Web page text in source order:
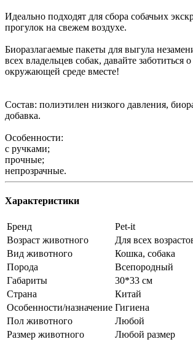
Идеально подходят для сбора собачьих
прогулок на свежем воздухе.
Биоразлагаемые пакеты для выгула
всех владельцев собак, давайте заботиться
окружающей среде вместе!
Состав: полиэтилен низкого давления,
добавка.
Особенности:
с ручками;
прочные;
непрозрачные.
Характеристики
Бренд
Pet-it
Возраст животного
Для всех
Вид животного
Кошка, собака
Порода
Всепородный
Габариты
30*33 см
Страна
Китай
Особенности/назначение Гигиена
Пол животного
Любой
Размер животного
Любой размер